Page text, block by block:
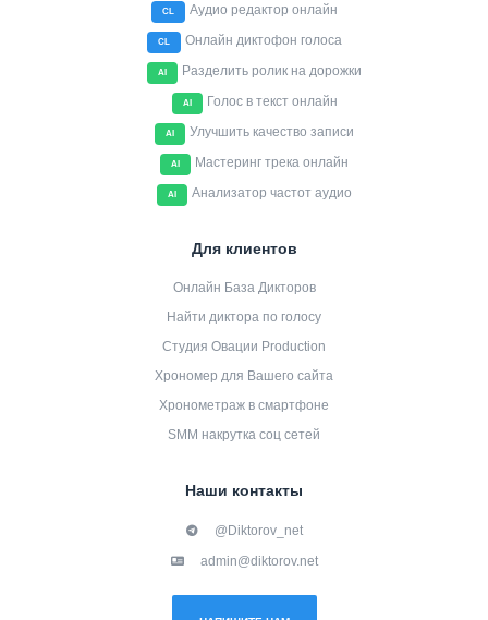
CL Аудио редактор онлайн
CL Онлайн диктофон голоса
AI Разделить ролик на дорожки
AI Голос в текст онлайн
AI Улучшить качество записи
AI Мастеринг трека онлайн
AI Анализатор частот аудио
Для клиентов
Онлайн База Дикторов
Найти диктора по голосу
Студия Овации Production
Хрономер для Вашего сайта
Хронометраж в смартфоне
SMM накрутка соц сетей
Наши контакты
@Diktorov_net
admin@diktorov.net